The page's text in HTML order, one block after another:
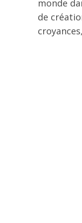
monde
de